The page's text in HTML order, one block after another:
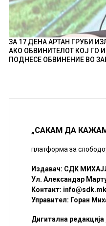
ЗА 17 ДЕНА АРТАН ГРУБИ
АКО ОБВИНИТЕЛОТ КОЈ ГО
ПОДНЕСЕ ОБВИНЕНИЕ ВО
„САКАМ ДА
платформа за
Издавач: СДК
Ул. Александар
Контакт: info@sdk.mk
Управител: Горан
Дигитална